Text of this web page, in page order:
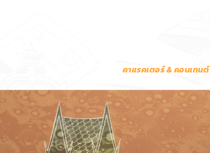
คาแรคเตอร์ & คอนเทนต์